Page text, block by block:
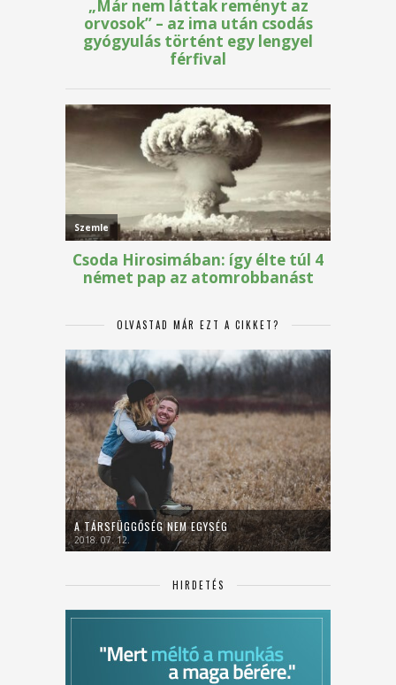
OLVASTAD MÁR EZT A CIKKET?
A TÁRSFÜGGŐSÉG NEM EGYSÉG
2018. 07. 12.
HIRDETÉS